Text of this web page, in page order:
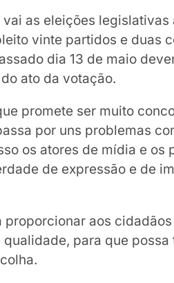
vai as eleições
vinte partidos e duas
dia 13 de maio
ato da votação.
promete ser muito
por uns problemas
os atores de mídia e
de expressão e de
aos
para que